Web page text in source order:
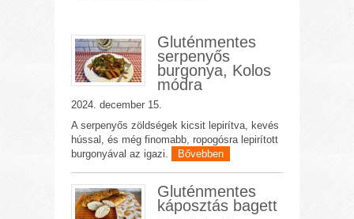
Gluténmentes
serpenyős
burgonya, Kolos
módra
2024. december 15.
A serpenyős zöldségek kicsit lepirítva, kevés
hússal, és még finomabb, ropogósra lepirított
burgonyával az igazi.
Bővebben
Gluténmentes
káposztás bagett